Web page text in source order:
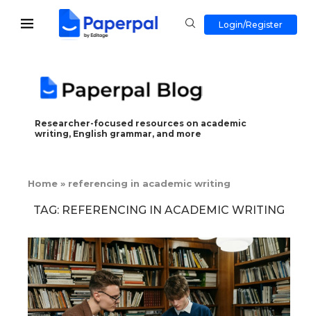
Login/Register
Researcher-focused resources on academic
writing, English grammar, and more
Home » referencing in academic writing
TAG: REFERENCING IN ACADEMIC WRITING